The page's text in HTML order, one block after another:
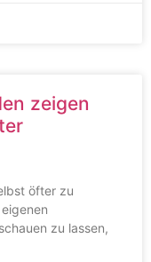
zeigen
öfter zu
zu lassen,